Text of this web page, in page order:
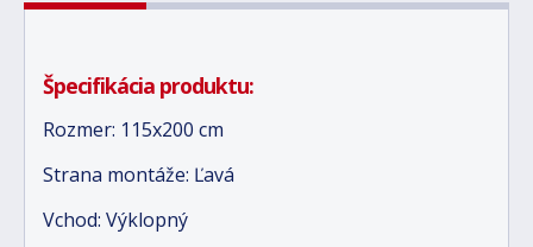
Špecifikácia produktu:
Rozmer: 115x200 cm
Strana montáže: Ľavá
Vchod: Výklopný